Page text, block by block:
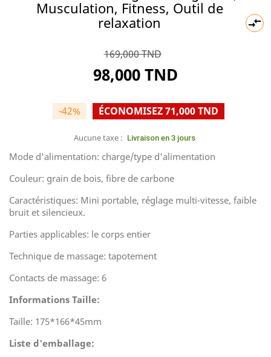

Musculation, Fitness, Outil de
relaxation
169,000 TND
98,000 TND
-42% ÉCONOMISEZ 71,000 TND
Aucune taxe : Livraison en 3 jours
Mode d'alimentation: charge/type d'alimentation
Couleur: grain de bois, fibre de carbone
Caractéristiques: Mini portable, réglage multi-vitesse, faible
bruit et silencieux.
Parties applicables: le corps entier
Technique de massage: tapotement
Contacts de massage: 6
Informations Taille:
Taille: 175*166*45mm
Liste d'emballage: